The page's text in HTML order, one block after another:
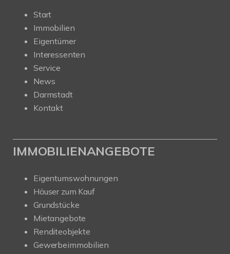
Start
Immobilien
Eigentümer
Interessenten
Service
News
Darmstadt
Kontakt
IMMOBILIENANGEBOTE
Eigentumswohnungen
Häuser zum Kauf
Grundstücke
Mietangebote
Renditeobjekte
Gewerbeimmobilien